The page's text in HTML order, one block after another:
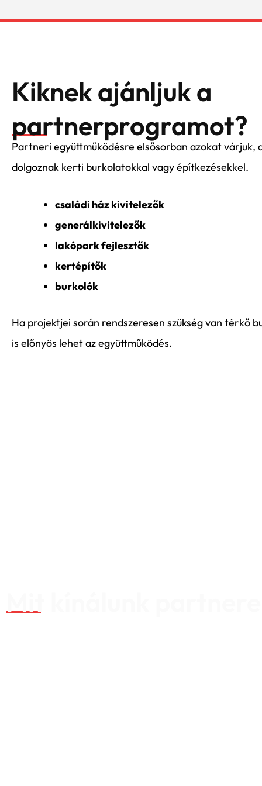
Kiknek ajánljuk a
partnerprogramot?
Partneri együttműködésre elsősorban azokat várjuk,
dolgoznak kerti burkolatokkal vagy építkezésekkel.
családi ház kivitelezők
generálkivitelezők
lakópark fejlesztők
kertépítők
burkolók
Ha projektjei során rendszeresen szükség van térkő
is előnyös lehet az együttműködés.
Mit kínálunk